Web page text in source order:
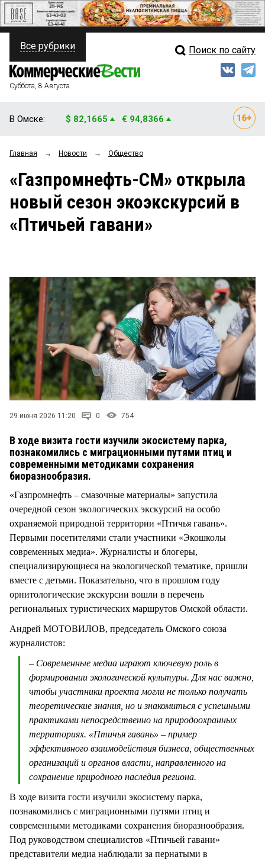
ПОЛИТИКА
ФИНАНСЫ
ОБЩЕСТВО
ЗАКОН
Свежий выпуск
Рейтинги
Блоги
Все рубрики Поиск по сайту
Суббота, 8 Августа
В Омске: $ 82,1665 € 94,8366
Главная → Новости → Общество
«Газпромнефть-СМ» открыла
новый сезон экоэкскурсий в
«Птичьей гавани»
29 июня 2026 11:20 0 754
В ходе визита гости изучили экосистему парка,
познакомились с миграционными путями птиц и
современными методиками сохранения
биоразнообразия.
«Газпромнефть – смазочные материалы» запустила
очередной сезон экологических экскурсий на особо
охраняемой природной территории «Птичья гавань».
Первыми посетителями стали участники «Экошколы
современных медиа». Журналисты и блогеры,
специализирующиеся на экологической тематике, пришли
вместе с детьми. Показательно, что в прошлом году
орнитологические экскурсии вошли в перечень
региональных туристических маршрутов Омской области.
Андрей МОТОВИЛОВ, председатель Омского союза
журналистов:
– Современные медиа играют ключевую роль в
формировании экологической культуры. Для нас важно,
чтобы участники проекта могли не только получать
теоретические знания, но и знакомиться с успешными
практиками непосредственно на природоохранных
территориях. «Птичья гавань» – пример
эффективного взаимодействия бизнеса, общественных
организаций и органов власти, направленного на
сохранение природного наследия региона.
В ходе визита гости изучили экосистему парка,
познакомились с миграционными путями птиц и
современными методиками сохранения биоразнообразия.
Под руководством специалистов «Птичьей гавани»
представители медиа наблюдали за пернатыми в